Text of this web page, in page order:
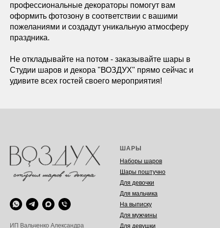
профессиональные декораторы помогут вам
оформить фотозону в соответствии с вашими
пожеланиями и создадут уникальную атмосферу
праздника.
Не откладывайте на потом - заказывайте шары в
Студии шаров и декора "ВОЗДУХ" прямо сейчас и
удивите всех гостей своего мероприятия!
ИП Вальченко Александра
ШАРЫ
Наборы шаров
Шары поштучно
Для девочки
Для мальчика
На выписку
Для мужчины
Для девушки